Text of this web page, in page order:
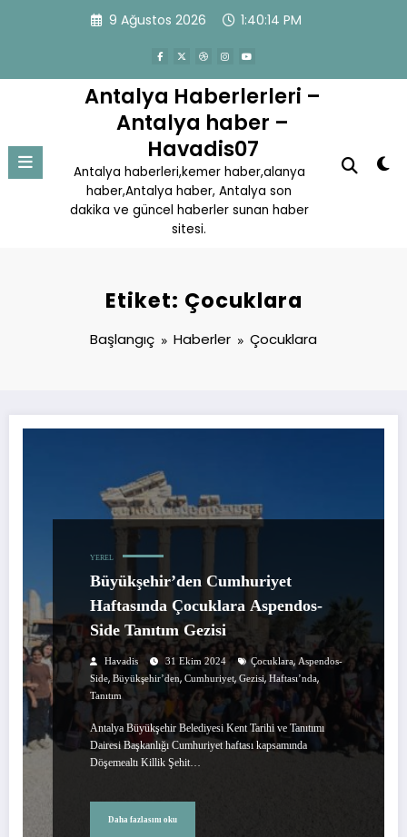
9 Ağustos 2026 1:40:14 PM
Antalya Haberlerleri –
Antalya haber –
Havadis07
Antalya haberleri,kemer haber,alanya
haber,Antalya haber, Antalya son
dakika ve güncel haberler sunan haber
sitesi.
Etiket: Çocuklara
Başlangıç Haberler Çocuklara
YEREL
Büyükşehir’den Cumhuriyet
Haftasında Çocuklara Aspendos-
Side Tanıtım Gezisi
Havadis 31 Ekim 2024 Çocuklara,Aspendos-
Side, Büyükşehir’den, Cumhuriyet, Gezisi, Haftası’nda,
Tanıtım
Antalya Büyükşehir Belediyesi Kent Tarihi ve Tanıtımı
Dairesi Başkanlığı Cumhuriyet haftası kapsamında
Döşemealtı Killik Şehit…
Daha fazlasını oku